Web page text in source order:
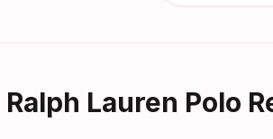
Ralph Lauren Polo